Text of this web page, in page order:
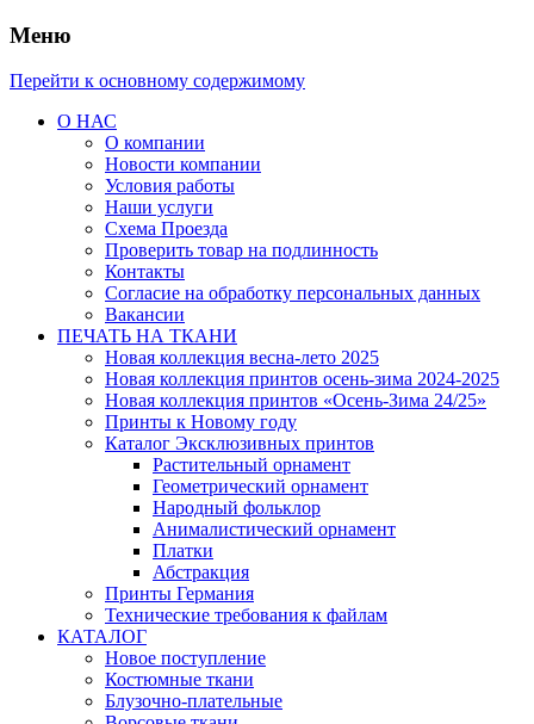
Меню
Перейти к основному содержимому
О НАС
О компании
Новости компании
Условия работы
Наши услуги
Схема Проезда
Проверить товар на подлинность
Контакты
Согласие на обработку персональных данных
Вакансии
ПЕЧАТЬ НА ТКАНИ
Новая коллекция весна-лето 2025
Новая коллекция принтов осень-зима 2024-2025
Новая коллекция принтов «Осень-Зима 24/25»
Принты к Новому году
Каталог Эксклюзивных принтов
Растительный орнамент
Геометрический орнамент
Народный фольклор
Анималистический орнамент
Платки
Абстракция
Принты Германия
Технические требования к файлам
КАТАЛОГ
Новое поступление
Костюмные ткани
Блузочно-плательные